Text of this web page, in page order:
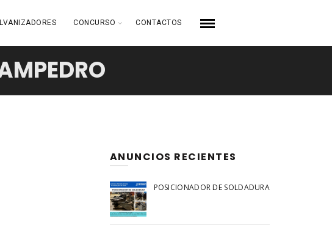
CONCURSO CONTACTOS
ANUNCIOS RECIENTES
POSICIONADOR DE SOLDADURA